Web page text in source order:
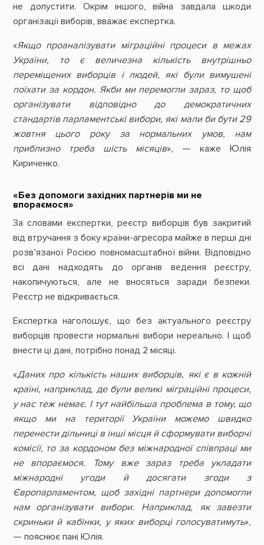
не допустити. Окрім іншого, війна завдала шкоди
організації виборів, вважає експертка.
«Якщо проаналізувати міграційні процеси в межах
України, то є величезна кількість внутрішньо
переміщених виборців і людей, які були вимушені
поїхати за кордон. Якби ми перемогли зараз, то щоб
організувати відповідно до демократичних
стандартів парламентські вибори, які мали би бути 29
жовтня цього року за нормальних умов, нам
приблизно треба шість місяців», — каже Юлія
Кириченко.
«Без допомоги західних партнерів ми не
впораємося»
За словами експертки, реєстр виборців був закритий
від втручання з боку країни-агресора майже в перші дні
розв’язаної Росією повномасштабної війни. Відповідно
всі дані надходять до органів ведення реєстру,
накопичуються, але не вносяться заради безпеки.
Реєстр не відкривається.
Експертка наголошує, що без актуального реєстру
виборців провести нормальні вибори нереально. І щоб
внести ці дані, потрібно понад 2 місяці.
«Даних про кількість наших виборців, які є в кожній
країні, наприклад, де були великі міграційні процеси,
у нас теж немає. І тут найбільша проблема в тому, що
якщо ми на території України можемо швидко
перенести дільниці в інші місця й сформувати виборчі
комісії, то за кордоном без міжнародної співпраці ми
не впораємося. Тому вже зараз треба укладати
міжнародні угоди й досягати згоди з
Європарламентом, щоб західні партнери допомогли
нам організувати вибори. Наприклад, як завезти
скриньки й кабінки, у яких виборці голосуватимуть»,
— пояснює пані Юлія.